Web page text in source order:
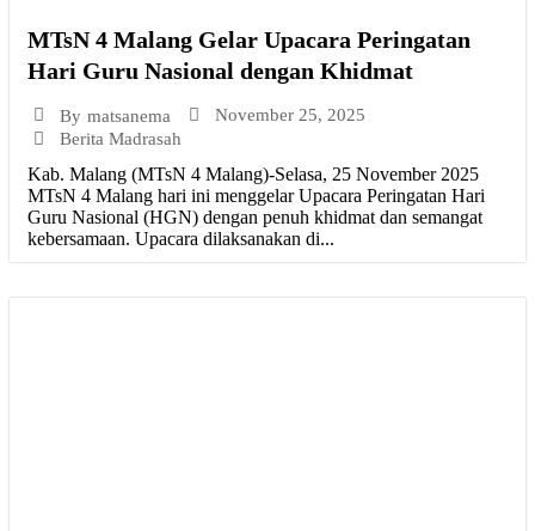
MTsN 4 Malang Gelar Upacara Peringatan
Hari Guru Nasional dengan Khidmat
By matsanema
November 25, 2025
Berita Madrasah
Kab. Malang (MTsN 4 Malang)-Selasa, 25 November 2025
MTsN 4 Malang hari ini menggelar Upacara Peringatan Hari
Guru Nasional (HGN) dengan penuh khidmat dan semangat
kebersamaan. Upacara dilaksanakan di...